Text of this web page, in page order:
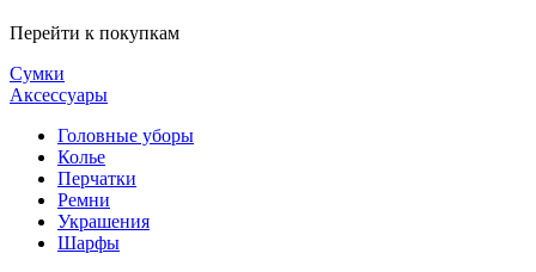
Перейти к покупкам
Сумки
Аксессуары
Головные уборы
Колье
Перчатки
Ремни
Украшения
Шарфы